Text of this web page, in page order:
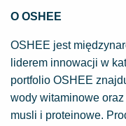
O OSHEE
OSHEE jest
liderem innowacji w
portfolio OSHEE
wody witaminowe
musli i proteinowe.